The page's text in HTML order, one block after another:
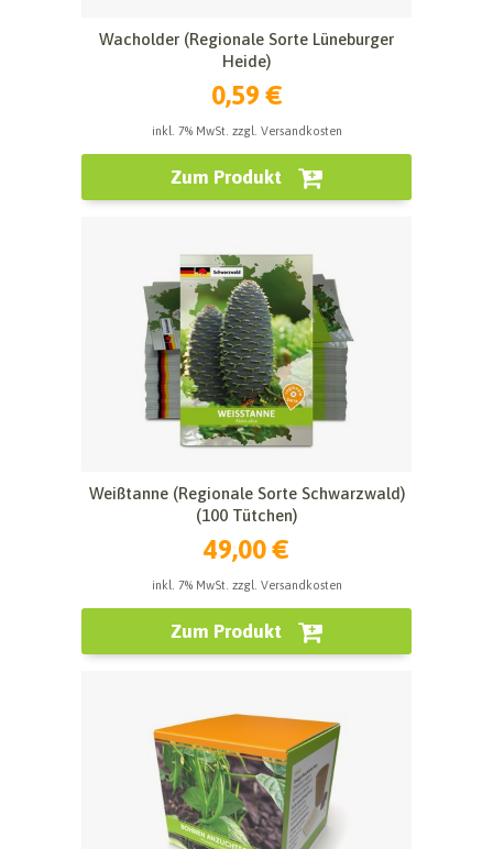
Wacholder (Regionale Sorte Lüneburger
Heide)
0,59 €
inkl. 7% MwSt. zzgl. Versandkosten
Zum Produkt
Weißtanne (Regionale Sorte Schwarzwald)
(100 Tütchen)
49,00 €
inkl. 7% MwSt. zzgl. Versandkosten
Zum Produkt